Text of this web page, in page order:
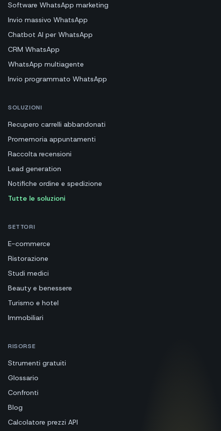
Software WhatsApp marketing
Invio massivo WhatsApp
Chatbot AI per WhatsApp
CRM WhatsApp
WhatsApp multiagente
Invio programmato WhatsApp
SOLUZIONI
Recupero carrelli abbandonati
Promemoria appuntamenti
Raccolta recensioni
Lead generation
Notifiche ordine e spedizione
Tutte le soluzioni
SETTORI
E-commerce
Ristorazione
Studi medici
Beauty e benessere
Turismo e hotel
Immobiliari
RISORSE
Strumenti gratuiti
Glossario
Confronti
Blog
Calcolatore prezzi API